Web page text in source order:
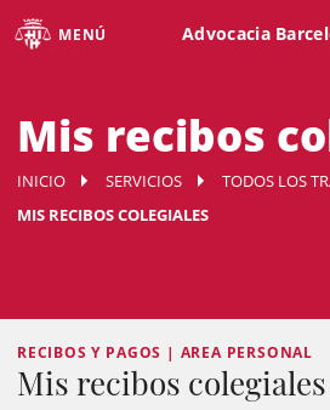
MENÚ Advocacia
Mis recibos
INICIO SERVICIOS
TODOS LOS
MIS RECIBOS COLEGIALES
RECIBOS Y PAGOS | AREA PERSONAL
Mis recibos colegiales